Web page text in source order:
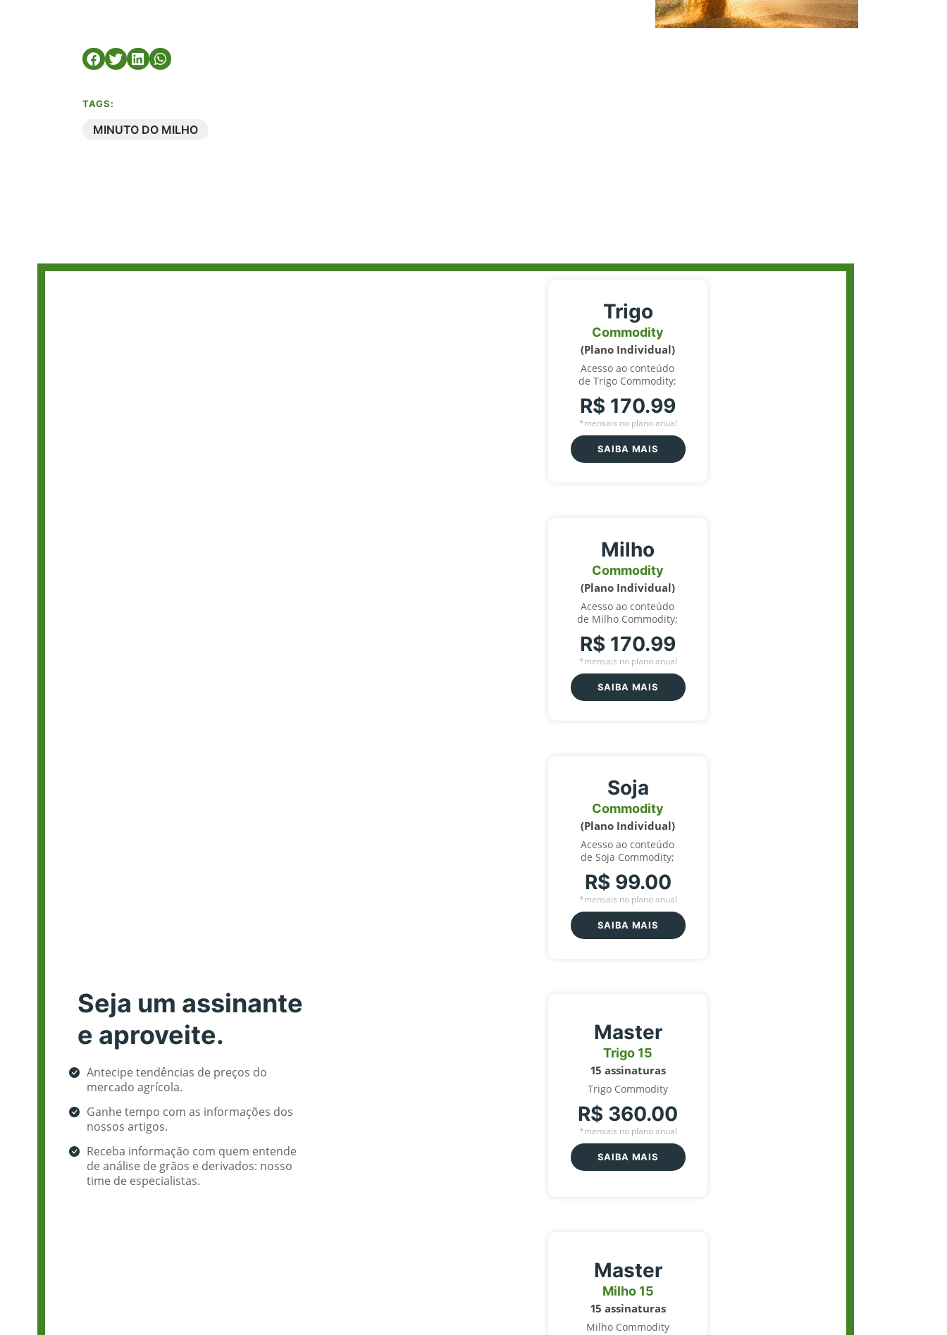
TAGS:
MINUTO DO MILHO
Seja um assinante
e aproveite.
Antecipe tendências de preços do
mercado agrícola.
Ganhe tempo com as informações dos
nossos artigos.
Receba informação com quem entende
de análise de grãos e derivados: nosso
time de especialistas.
Trigo
Commodity
(Plano Individual)
Acesso ao conteúdo
de Trigo Commodity;
R$ 170.99
*mensais no plano anual
SAIBA MAIS
Milho
Commodity
(Plano Individual)
Acesso ao conteúdo
de Milho Commodity;
R$ 170.99
*mensais no plano anual
SAIBA MAIS
Soja
Commodity
(Plano Individual)
Acesso ao conteúdo
de Soja Commodity;
R$ 99.00
*mensais no plano anual
SAIBA MAIS
Master
Trigo 15
15 assinaturas
Trigo Commodity
R$ 360.00
*mensais no plano anual
SAIBA MAIS
Master
Milho 15
15 assinaturas
Milho Commodity